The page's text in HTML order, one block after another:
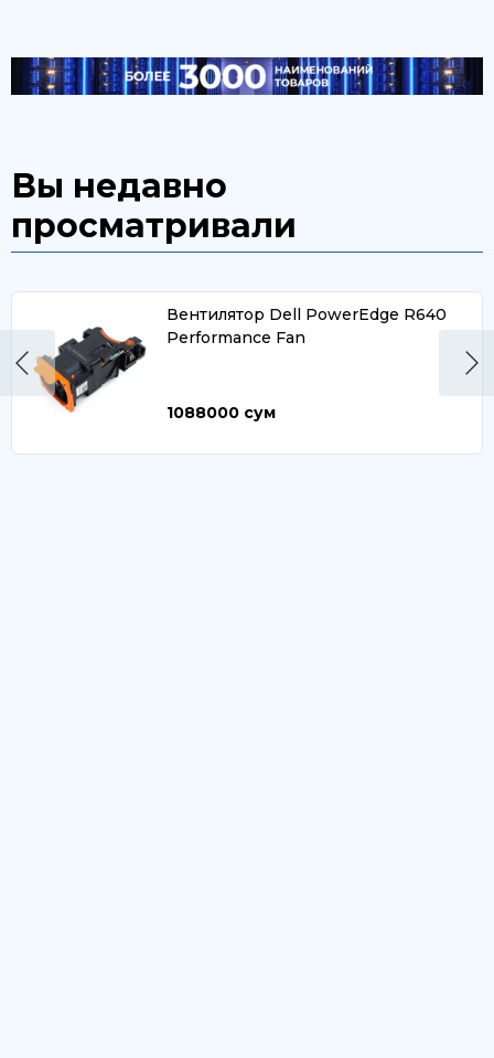
Вы недавно
просматривали
Вентилятор Dell PowerEdge R640
Performance Fan
1088000 сум